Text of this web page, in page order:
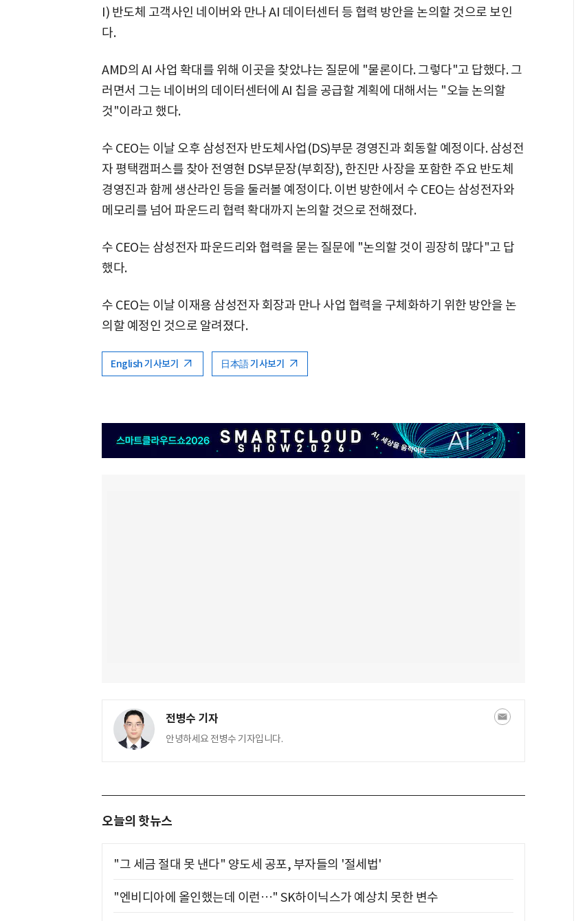
I) 반도체 고객사인 네이버와 만나 AI 데이터센터 등 협력 방안을 논의할 것으로 보인
다.
AMD의 AI 사업 확대를 위해 이곳을 찾았냐는 질문에 "물론이다. 그렇다"고 답했다. 그
러면서 그는 네이버의 데이터센터에 AI 칩을 공급할 계획에 대해서는 "오늘 논의할
것"이라고 했다.
수 CEO는 이날 오후 삼성전자 반도체사업(DS)부문 경영진과 회동할 예정이다. 삼성전
자 평택캠퍼스를 찾아 전영현 DS부문장(부회장), 한진만 사장을 포함한 주요 반도체
경영진과 함께 생산라인 등을 둘러볼 예정이다. 이번 방한에서 수 CEO는 삼성전자와
메모리를 넘어 파운드리 협력 확대까지 논의할 것으로 전해졌다.
수 CEO는 삼성전자 파운드리와 협력을 묻는 질문에 "논의할 것이 굉장히 많다"고 답
했다.
수 CEO는 이날 이재용 삼성전자 회장과 만나 사업 협력을 구체화하기 위한 방안을 논
의할 예정인 것으로 알려졌다.
English 기사보기 日本語 기사보기
전병수 기자
안녕하세요 전병수 기자입니다.
오늘의 핫뉴스
"그 세금 절대 못 낸다" 양도세 공포, 부자들의 '절세법'
"엔비디아에 올인했는데 이런…" SK하이닉스가 예상치 못한 변수